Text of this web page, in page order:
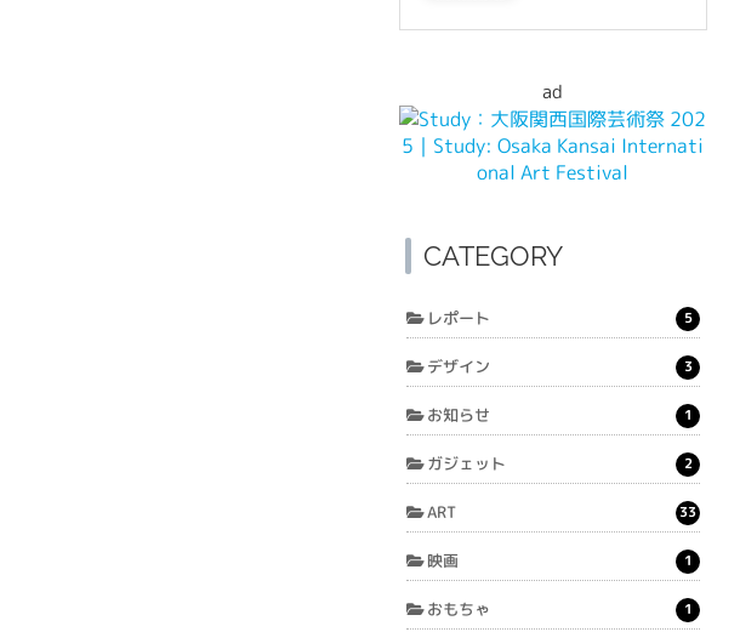
ad
CATEGORY
レポート 5
デザイン 3
お知らせ 1
ガジェット 2
ART 33
映画 1
おもちゃ 1